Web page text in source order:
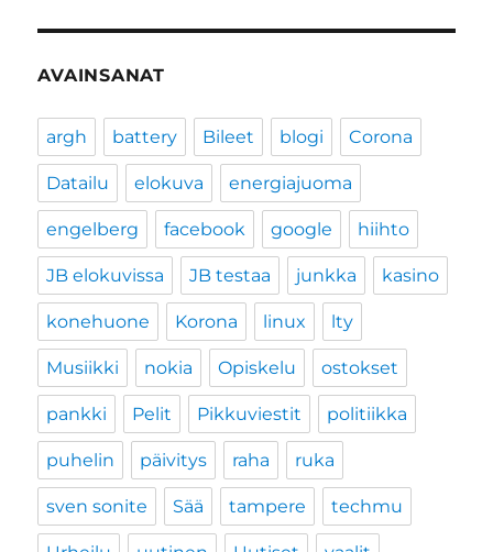
AVAINSANAT
argh battery Bileet blogi Corona
Datailu elokuva energiajuoma
engelberg facebook google hiihto
JB elokuvissa JB testaa junkka kasino
konehuone Korona linux lty
Musiikki nokia Opiskelu ostokset
pankki Pelit Pikkuviestit politiikka
puhelin päivitys raha ruka
sven sonite Sää tampere techmu